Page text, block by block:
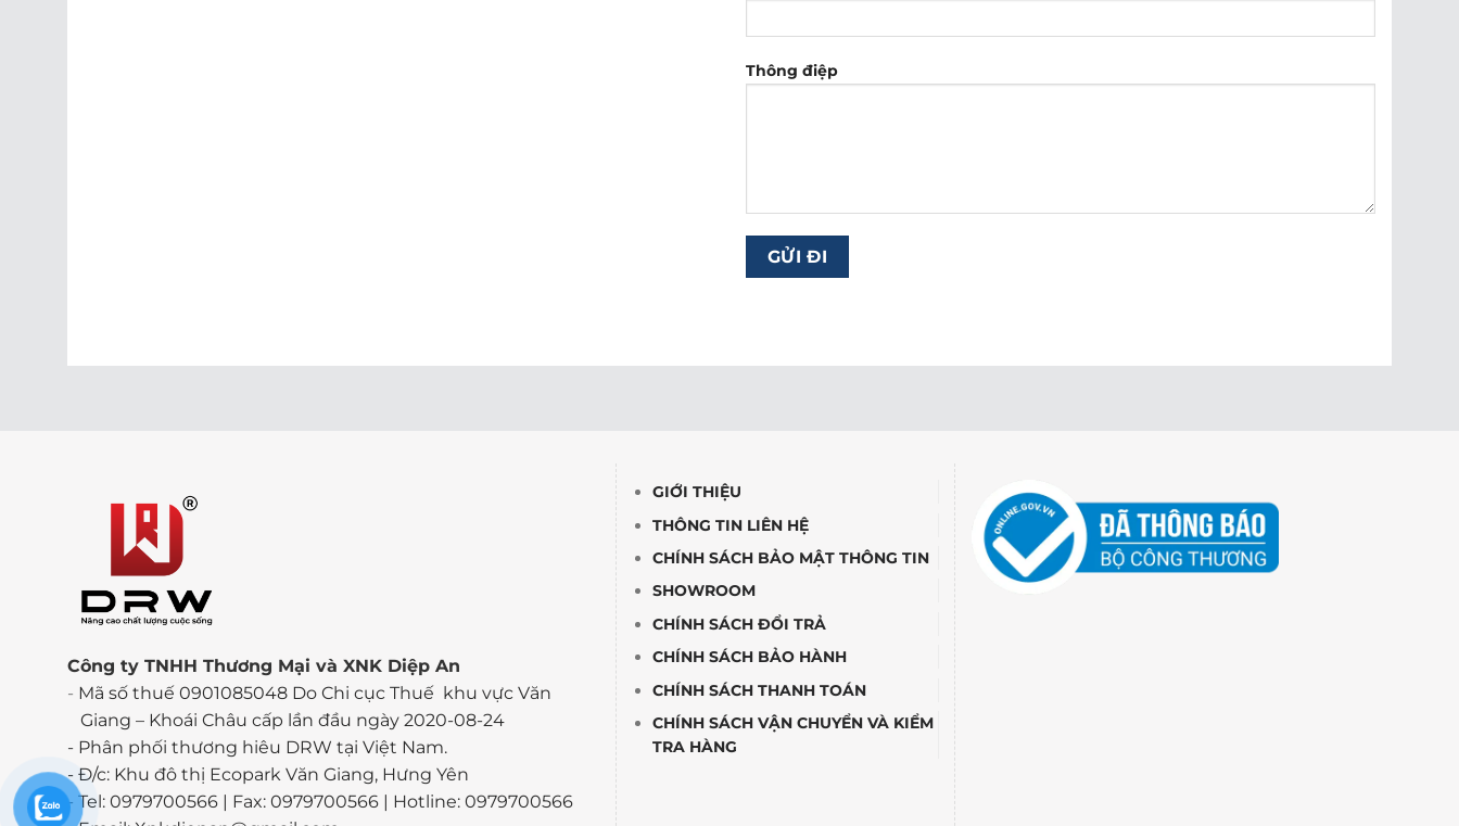
Thông điệp
Công ty TNHH Thương Mại và XNK Diệp An
- Mã số thuế 0901085048 Do Chi cục Thuế khu vực Văn
Giang – Khoái Châu cấp lần đầu ngày 2020-08-24
- Phân phối thương hiêu DRW tại Việt Nam.
- Đ/c: Khu đô thị Ecopark Văn Giang, Hưng Yên
- Tel: 0979700566 | Fax: 0979700566 | Hotline: 0979700566
GIỚI THIỆU
THÔNG TIN LIÊN HỆ
CHÍNH SÁCH BẢO MẬT THÔNG TIN
SHOWROOM
CHÍNH SÁCH ĐỔI TRẢ
CHÍNH SÁCH BẢO HÀNH
CHÍNH SÁCH THANH TOÁN
CHÍNH SÁCH VẬN CHUYỂN VÀ KIỂM
TRA HÀNG